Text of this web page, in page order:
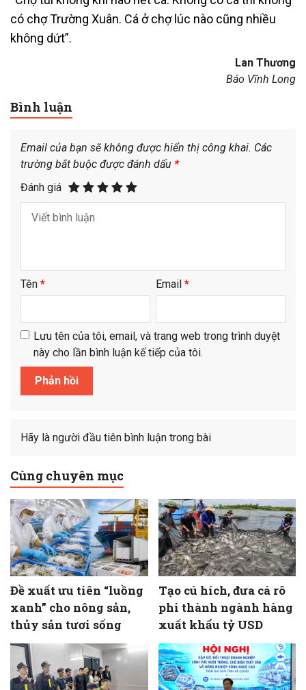
có chợ Trường Xuân. Cá ở chợ lúc nào cũng nhiều
không dứt”.
Lan Thương
Báo Vĩnh Long
Bình luận
Email của bạn sẽ không được hiển thị công khai. Các
trường bắt buộc được đánh dấu *
Đánh giá
Tên * Email *
Lưu tên của tôi, email, và trang web trong trình duyệt
này cho lần bình luận kế tiếp của tôi.
Hãy là người đầu tiên bình luận trong bài
Cùng chuyên mục
Đề xuất ưu tiên “luồng
xanh” cho nông sản,
thủy sản tươi sống
Tạo cú hích, đưa cá rô
phi thành ngành hàng
xuất khẩu tỷ USD